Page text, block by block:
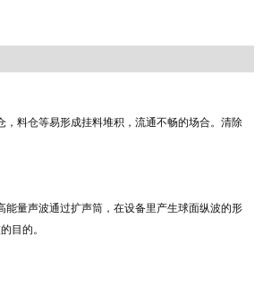
料仓等易形成挂料堆积，流通不畅的场合。清除
量声波通过扩声筒，在设备里产生球面纵波的形
目的。